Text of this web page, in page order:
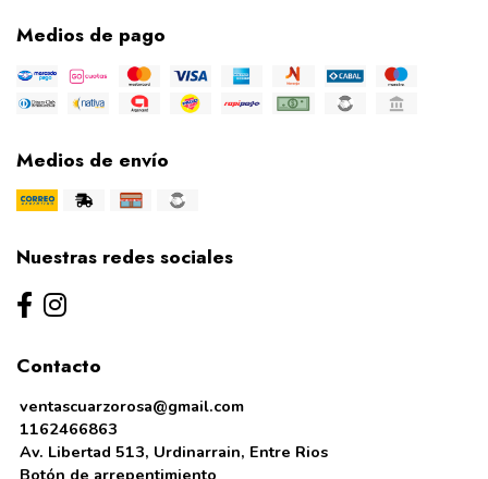
Medios de pago
Medios de envío
Nuestras redes sociales
Contacto
ventascuarzorosa@gmail.com
1162466863
Av. Libertad 513, Urdinarrain, Entre Rios